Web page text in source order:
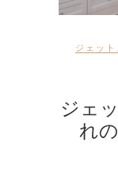
ジェッ
ジェ
れ